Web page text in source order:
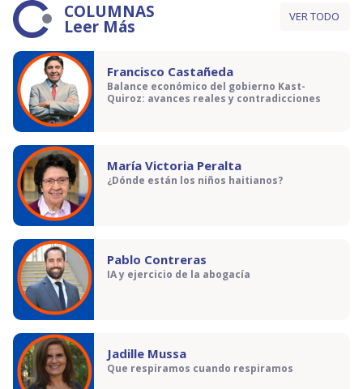
COLUMNAS
Leer Más VER TODO
Francisco Castañeda
Balance económico del gobierno Kast-
Quiroz: avances reales y contradicciones
María Victoria Peralta
¿Dónde están los niños haitianos?
Pablo Contreras
IA y ejercicio de la abogacía
Jadille Mussa
Que respiramos cuando respiramos